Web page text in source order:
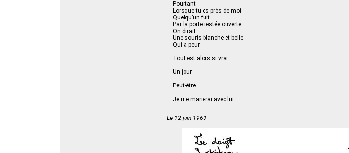
Pourtant
Lorsque tu es près de moi
Quelqu’un fuit
Par la porte restée ouverte
On dirait
Une souris blanche et belle
Qui a peur
Tout est alors si vrai…
Un jour
Peut-être
Je me marierai avec lui…
Le 12 juin 1963